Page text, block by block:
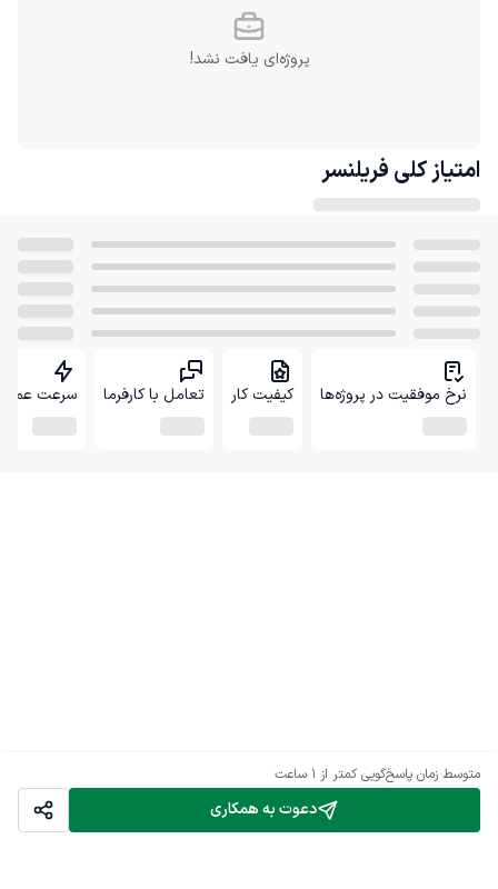
دعوت به همکاری
متوسط زمان پاسخ‌گویی کمتر از 1 ساعت
پروژه‌ای یافت نشد!
امتیاز کلی فریلنسر
نرخ موفقیت در پروژه‌ها کیفیت کار تعامل با کارفرما سرعت عمل